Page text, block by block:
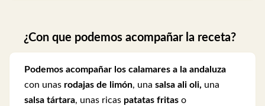
¿Con que podemos acompañar la receta?
Podemos acompañar los calamares a la andaluza
con unas rodajas de limón, una salsa ali oli, una
salsa tártara, unas ricas patatas fritas o